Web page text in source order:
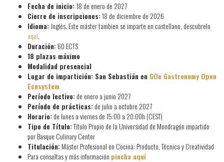
Fecha de inicio: 18 de enero de 2027
Cierre de inscripciones:18 de diciembre de 2026
Idioma: Inglés. Este máster tambien se imparte en castellano, descubrelo
aquí.
Duración: 60 ECTS
18 plazas máximo
Modalidad presencial
Lugar de impartición: San Sebastián en GOe Gastronomy Open
Ecosystem
Período lectivo: de enero a junio 2027
Período de prácticas: de julio a octubre 2027
Horario: de lunes a viernes de 15:00 a 20:00h (CEST)
Tipo de Título:Título Propio de la Universidad de Mondragón impartido
por Basque Culinary Center
Titulación: Máster Profesional en Cocina: Producto, Técnica y Creatividad
Para consultas y más información pincha aquí